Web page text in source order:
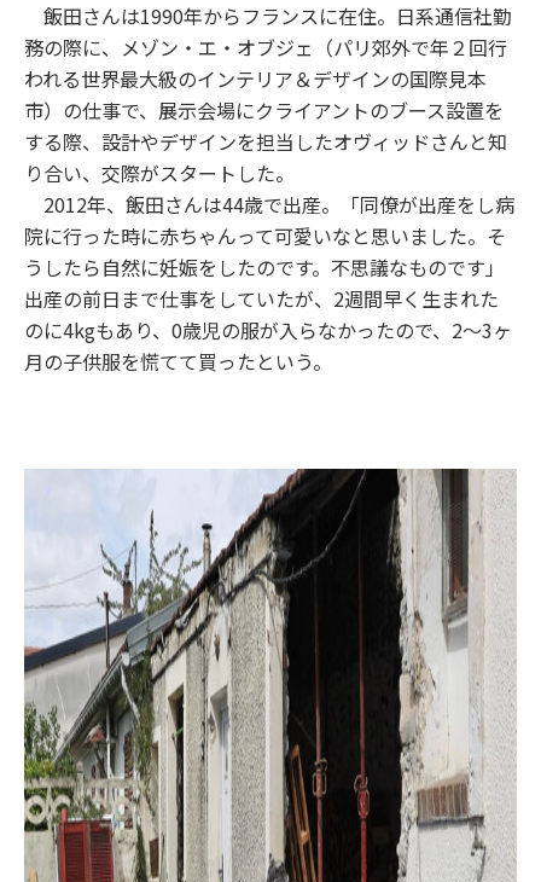
飯田さんは1990年からフランスに在住。日系通信社勤
務の際に、メゾン・エ・オブジェ（パリ郊外で年２回行
われる世界最大級のインテリア＆デザインの国際見本
市）の仕事で、展示会場にクライアントのブース設置を
する際、設計やデザインを担当したオヴィッドさんと知
り合い、交際がスタートした。
2012年、飯田さんは44歳で出産。「同僚が出産をし病
院に行った時に赤ちゃんって可愛いなと思いました。そ
うしたら自然に妊娠をしたのです。不思議なものです」
出産の前日まで仕事をしていたが、2週間早く生まれた
のに4kgもあり、0歳児の服が入らなかったので、2〜3ヶ
月の子供服を慌てて買ったという。